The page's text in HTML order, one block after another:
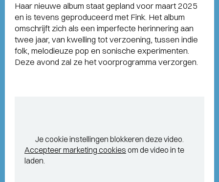
Haar nieuwe album staat gepland voor maart 2025
en is tevens geproduceerd met Fink. Het album
omschrijft zich als een imperfecte herinnering aan
twee jaar, van kwelling tot verzoening, tussen indie
folk, melodieuze pop en sonische experimenten.
Deze avond zal ze het voorprogramma verzorgen.
Je cookie instellingen blokkeren deze video.
Accepteer marketing cookies om de video in te
laden.